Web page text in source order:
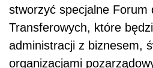
stworzyć specjalne Forum
Transferowych, które
administracji z biznesem,
organizacjami